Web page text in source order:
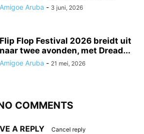
Amigoe Aruba - 3 juni, 2026
Flip Flop Festival 2026 breidt uit
naar twee avonden, met Dread...
Amigoe Aruba - 21 mei, 2026
COMMENTS
A REPLY Cancel reply